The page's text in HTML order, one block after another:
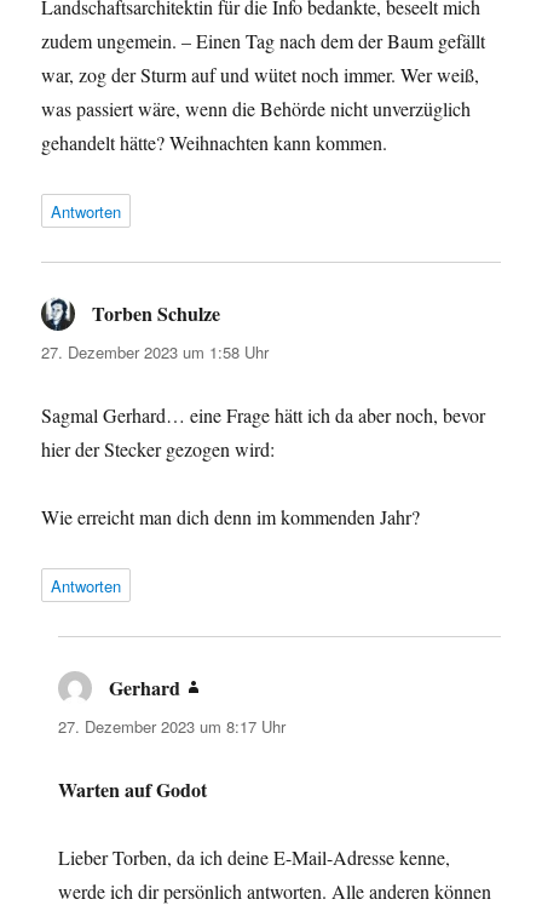
Landschaftsarchitektin für die Info bedankte, beseelt mich
zudem ungemein. – Einen Tag nach dem der Baum gefällt
war, zog der Sturm auf und wütet noch immer. Wer weiß,
was passiert wäre, wenn die Behörde nicht unverzüglich
gehandelt hätte? Weihnachten kann kommen.
Antworten
Torben Schulze
27. Dezember 2023 um 1:58 Uhr
Sagmal Gerhard… eine Frage hätt ich da aber noch, bevor
hier der Stecker gezogen wird:
Wie erreicht man dich denn im kommenden Jahr?
Antworten
Gerhard
27. Dezember 2023 um 8:17 Uhr
Warten auf Godot
Lieber Torben, da ich deine E-Mail-Adresse kenne,
werde ich dir persönlich antworten. Alle anderen können